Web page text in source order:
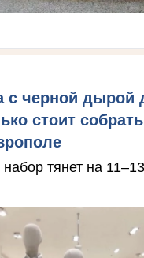
с черной дырой
стоит
тянет на